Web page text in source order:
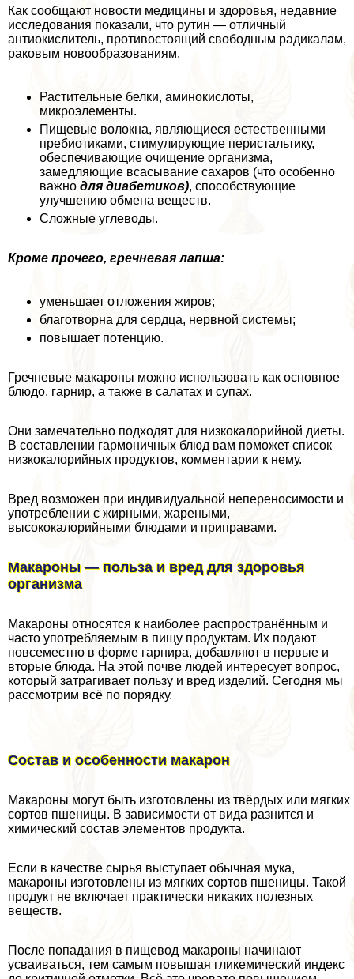
Как сообщают новости медицины и здоровья, недавние
исследования показали, что рутин — отличный
антиокислитель, противостоящий свободным радикалам,
paковым новообразованиям.
Растительные белки, аминокислоты,
микроэлементы.
Пищевые волокна, являющиеся естественными
пребиотиками, стимулирующие перистальтику,
обеспечивающие очищение организма,
замедляющие всасывание сахаров (что особенно
важно для диабетиков), способствующие
улучшению обмена веществ.
Сложные углеводы.
Кроме прочего, гречневая лапша:
уменьшает отложения жиров;
благотворна для сердца, нервной системы;
повышает потенцию.
Гречневые макароны можно использовать как основное
блюдо, гарнир, а также в салатах и супах.
Они замечательно подходят для низкокалорийной диеты.
В составлении гармоничных блюд вам поможет список
низкокалорийных продуктов, комментарии к нему.
Вред возможен при индивидуальной непереносимости и
употрeблении с жирными, жареными,
высококалорийными блюдами и приправами.
Макароны — польза и вред для здоровья
организма
Макароны относятся к наиболее распространённым и
часто употрeбляемым в пищу продуктам. Их подают
повсеместно в форме гарнира, добавляют в первые и
вторые блюда. На этой почве людей интересует вопрос,
который затрагивает пользу и вред изделий. Сегодня мы
рассмотрим всё по порядку.
Состав и особенности макарон
Макароны могут быть изготовлены из твёрдых или мягких
сортов пшеницы. В зависимости от вида разнится и
химический состав элементов продукта.
Если в качестве сырья выступает обычная мука,
макароны изготовлены из мягких сортов пшеницы. Такой
продукт не включает пpaктически никаких полезных
веществ.
После попадания в пищевод макароны начинают
усваиваться, тем самым повышая гликемический индекс